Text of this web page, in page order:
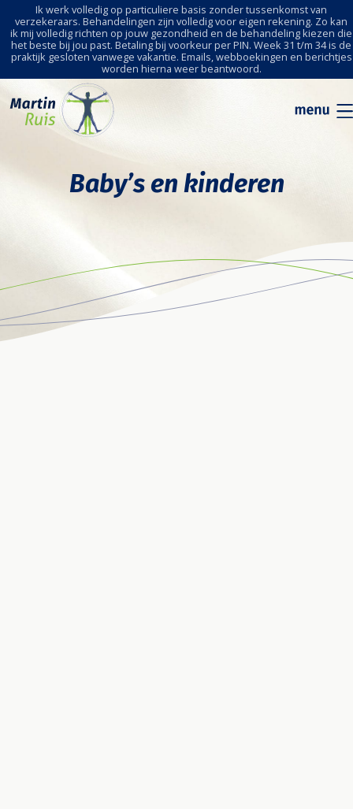
Ik werk volledig op particuliere basis zonder tussenkomst van
verzekeraars. Behandelingen zijn volledig voor eigen rekening. Zo kan
ik mij volledig richten op jouw gezondheid en de behandeling kiezen die
het beste bij jou past. Betaling bij voorkeur per PIN. Week 31 t/m 34 is de
praktijk gesloten vanwege vakantie. Emails, webboekingen en berichtjes
worden hierna weer beantwoord.
Baby’s en kinderen